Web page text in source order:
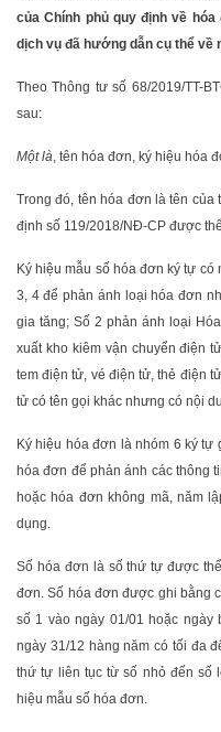
của Chính phủ quy định về
dịch vụ đã hướng dẫn cụ thể về
Theo Thông tư số 68/2019/TT-
sau:
Một là, tên hóa đơn, ký hiệu hóa
Trong đó, tên hóa đơn là tên
định số 119/2018/NĐ-CP được
Ký hiệu mẫu số hóa đơn ký tự
3, 4 để phản ánh loại hóa đơn
gia tăng; Số 2 phản ánh loại
xuất kho kiêm vận chuyển điện
tem điện tử, vé điện tử, thẻ điện
tử có tên gọi khác nhưng có nội
Ký hiệu hóa đơn là nhóm 6 ký tự
hóa đơn để phản ánh các thông
hoặc hóa đơn không mã, năm
dụng.
Số hóa đơn là số thứ tự được
đơn. Số hóa đơn được ghi bằng
số 1 vào ngày 01/01 hoặc
ngày 31/12 hàng năm có tối đa
thứ tự liên tục từ số nhỏ đến số
hiệu mẫu số hóa đơn.